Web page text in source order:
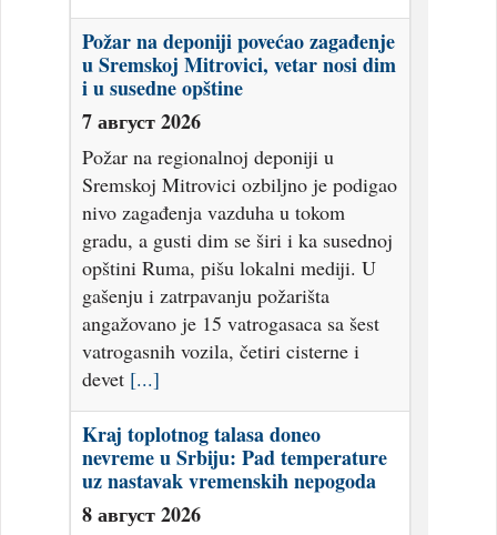
Požar na deponiji povećao zagađenje
u Sremskoj Mitrovici, vetar nosi dim
i u susedne opštine
7 август 2026
Požar na regionalnoj deponiji u
Sremskoj Mitrovici ozbiljno je podigao
nivo zagađenja vazduha u tokom
gradu, a gusti dim se širi i ka susednoj
opštini Ruma, pišu lokalni mediji. U
gašenju i zatrpavanju požarišta
angažovano je 15 vatrogasaca sa šest
vatrogasnih vozila, četiri cisterne i
devet [...]
Kraj toplotnog talasa doneo
nevreme u Srbiju: Pad temperature
uz nastavak vremenskih nepogoda
8 август 2026